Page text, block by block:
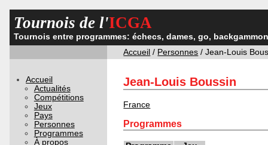
Tournois de l'ICGA
Tournois entre programmes: échecs, dames, go,
Accueil / Personnes / Jean-Louis
Accueil
Actualités
Compétitions
Jeux
Pays
Personnes
Programmes
À propos
Jean-Louis Boussin
France
Programmes